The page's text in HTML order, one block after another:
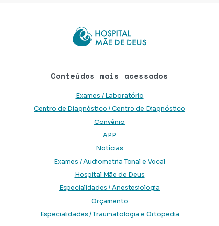
Conteúdos mais acessados
Exames / Laboratório
Centro de Diagnóstico / Centro de Diagnóstico
Convênio
APP
Notícias
Exames / Audiometria Tonal e Vocal
Hospital Mãe de Deus
Especialidades / Anestesiologia
Orçamento
Especialidades / Traumatologia e Ortopedia